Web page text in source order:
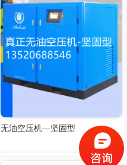
无油空压机—坚固型